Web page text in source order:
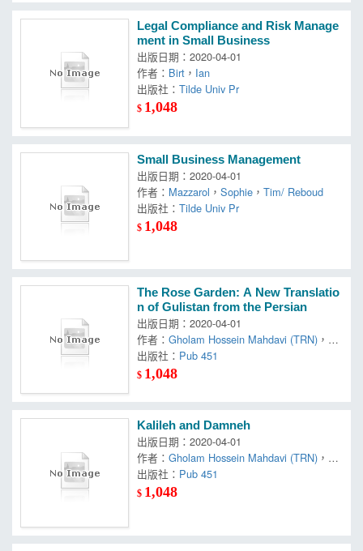
Legal Compliance and Risk Manage
ment in Small Business
出版日期：2020-04-01
作者： Birt ， Ian
出版社：Tilde Univ Pr
$ 1,048
Small Business Management
出版日期：2020-04-01
作者： Mazzarol ，Sophie ，Tim/ Reboud
出版社：Tilde Univ Pr
$ 1,048
The Rose Garden: A New Translatio
n of Gulistan from the Persian
出版日期：2020-04-01
作者：Gholam Hossein Mahdavi (TRN) ， Sa
adi/ Tootkaboni
出版社： Pub 451
$ 1,048
Kalileh and Damneh
出版日期：2020-04-01
作者：Gholam Hossein Mahdavi (TRN) ， To
otkaboni
出版社： Pub 451
$ 1,048